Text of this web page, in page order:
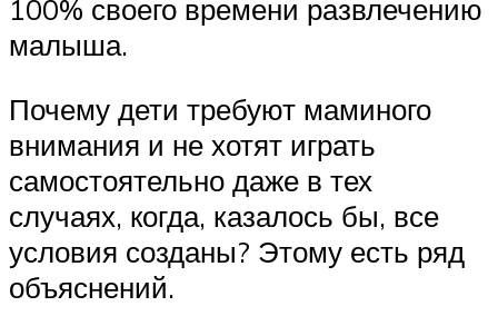
100% своего времени развлечению
малыша.
Почему дети требуют маминого
внимания и не хотят играть
самостоятельно даже в тех
случаях, когда, казалось бы, все
условия созданы? Этому есть ряд
объяснений.